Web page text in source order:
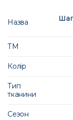
Назва
ТМ
Колір
Тип
тканини
Сезон